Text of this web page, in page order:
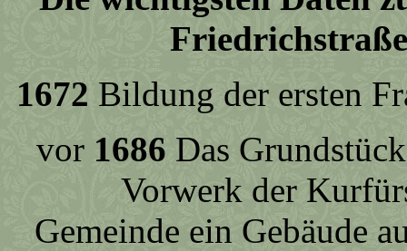
1672 Bildung der ersten
vor 1686 Das
Vorwerk der
Gemeinde ein Gebäude